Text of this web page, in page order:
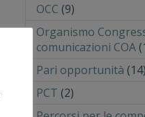
OCC (9)
Organismo
comunicazioni COA
Pari opportunità (14)
PCT (2)